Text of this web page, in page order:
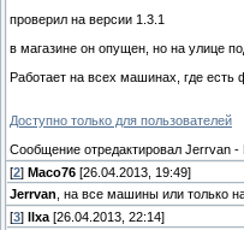
проверил на версии 1.3.1
в магазине он опущен, но на улице
Работает на всех машинах, где есть
Доступно только для пользователей
Сообщение отредактировал Jerrvan -
[2] Maco76 [26.04.2013, 19:49]
Jerrvan , на все машины или только
[3] llxa [26.04.2013, 22:14]